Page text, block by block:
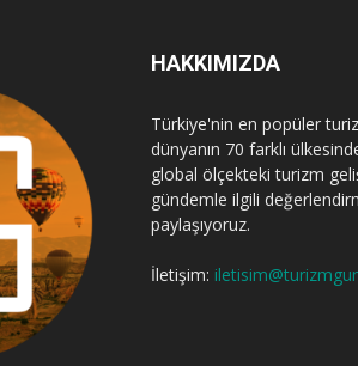
HAKKIMIZDA
Türkiye'nin en popüler
dünyanın 70 farklı
global ölçekteki turizm
gündemle ilgili
paylaşıyoruz.
İletişim: